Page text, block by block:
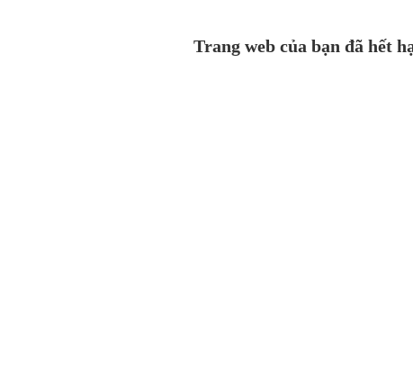
Trang web của bạn đã hết